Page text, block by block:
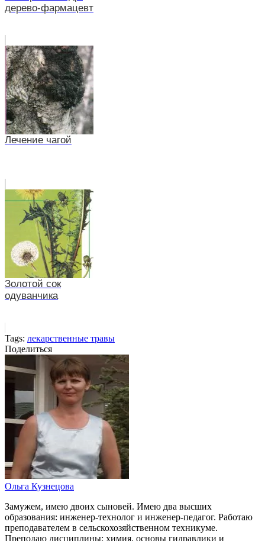
дерево-фармацевт
Лечение чагой
Золотой сок
одуванчика
Tags: лекарственные травы
Поделиться
Ольга Кузнецова
Замужем, имею двоих сыновей. Имею два высших
образования: инженер-технолог и инженер-педагог. Работаю
преподавателем в сельскохозяйственном техникуме.
Преподаю дисциплины: химия, основы гидравлики и